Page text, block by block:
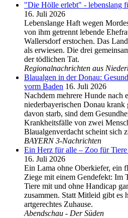
"Die Hölle erlebt" - lebenslang
16. Juli 2026
Lebenslange Haft wegen
von ihm getrennt lebende
Wallersdorf erstochen. Das
als erwiesen. Die drei
der tödlichen Tat.
Regionalnachrichten aus
Blaualgen in der Donau:
vorm Baden 16. Juli 2026
Nachdem mehrere Hunde nach
niederbayerischen Donau
davon starb, sind dem
Krankheitsfälle von zwei
Blaualgenverdacht scheint sich
BAYERN 3-Nachrichten
Ein Herz für alle – Zoo für
16. Juli 2026
Ein Lama ohne Oberkiefer, ein
Ziege mit einem Gendefekt: Im
Tiere mit und ohne Handicap
zusammen. Statt Mitleid gibt es
artgerechtes Zuhause.
Abendschau - Der Süden